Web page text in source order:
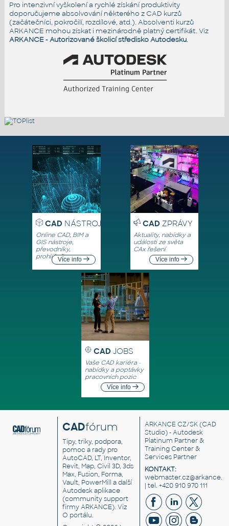
Pro intenzivní vyškolení a rychlé získání produktivity
doporučujeme absolvování některého z CAD kurzů
(začátečníci, pokročilí, rozdílové, atd.). Absolventi kurzů
ARKANCE mohou získat i mezinárodně platný certifikát. Viz
ARKANCE - Autorizované školicí středisko Autodesku.
CADNÁSTROJE
Online CAD, BIM a
GIS nástroje,
převodníky,
prohlížečeVíce info
CADZPRÁVY
Aktuality, nabídky a
události ze světa
CAx řešení
Více info
CAD JOBS
Vaše CAD kariéra -
nabídky a poptávky
pracovních pozic
Více info
CADfórum
Tipy, triky, podpora,
pomoc a rady pro
AutoCAD, LT, Inventor,
Revit, Map, Civil 3D, 3ds
Max, Fusion, Forma,
Vault, PowerMill a další
Autodesk aplikace
(community support
firmy ARKANCE). Viz
O portálu.
ARKANCE CZ/SK(CAD
Studio) - Autodesk
Platinum Partner &
Training Center &
Services Partner
KONTAKT:
| tel. +420 910 970 111